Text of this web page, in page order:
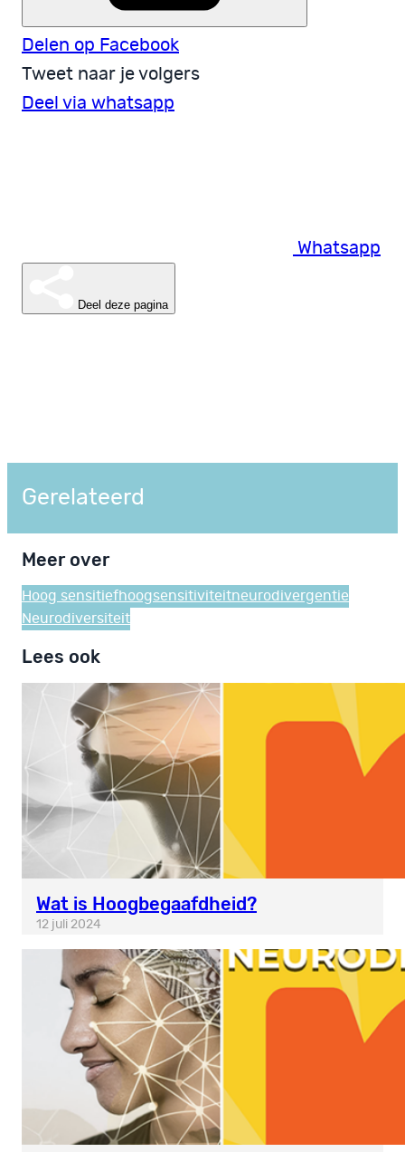
Delen op Facebook
Tweet naar je volgers
Deel via whatsapp
Whatsapp
Deel deze pagina
Gerelateerd
Meer over
Hoog sensitiefhoogsensitiviteitneurodivergentie
Neurodiversiteit
Lees ook
Wat is Hoogbegaafdheid?
12 juli 2024